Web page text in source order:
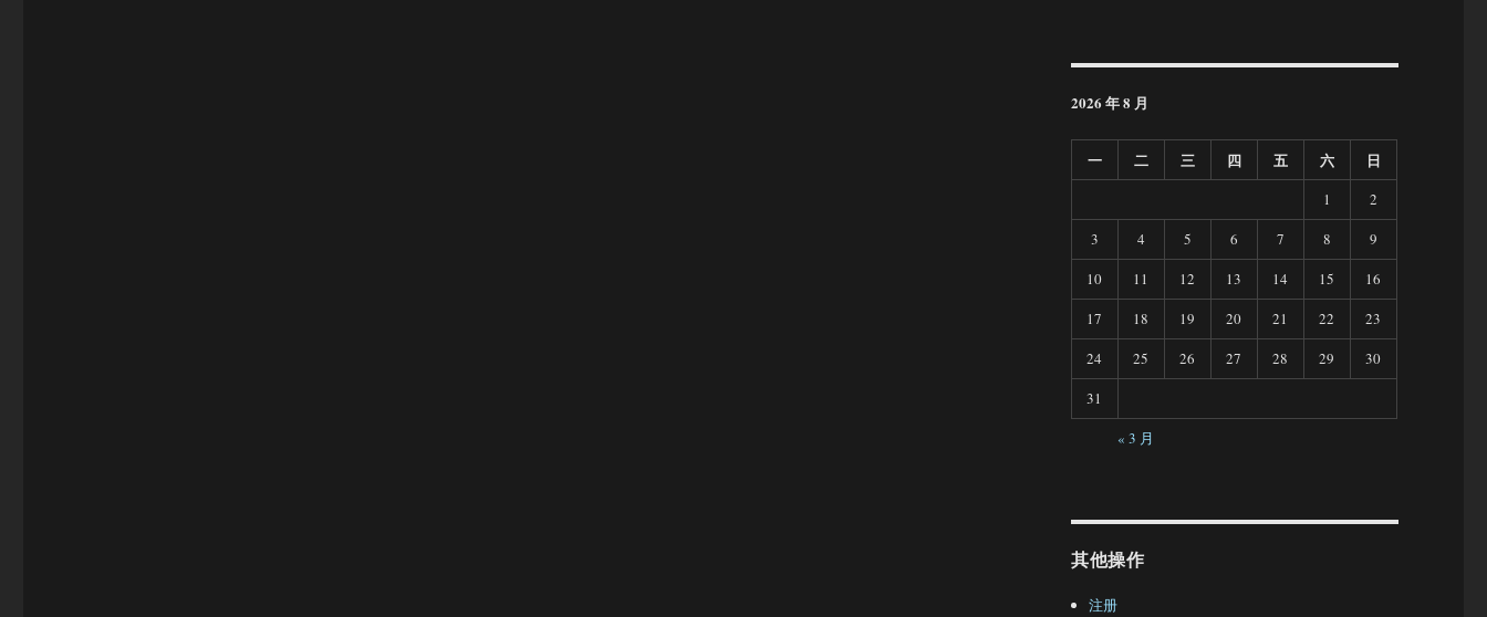
2026 年 8 月
一 二 三 四 五 六 日
1
2
3
4 5 6 7 8
9
10
11 12 13 14 15
16
17
18 19 20 21 22
23
24
25 26 27 28 29
30
31
« 3 月
其他操作
注册